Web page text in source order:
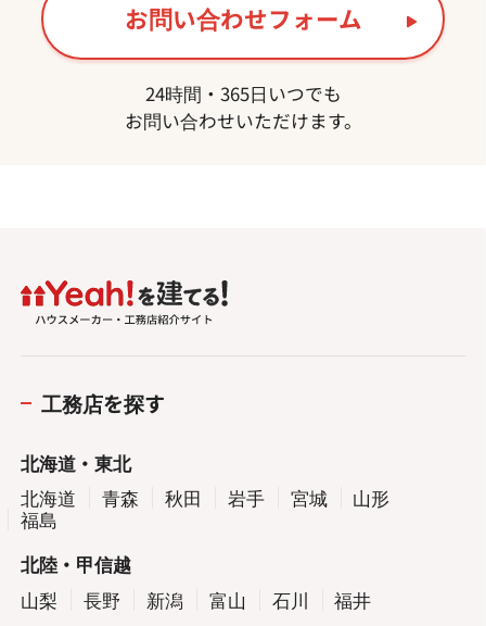
お問い合わせフォーム
24時間・365日いつでも
お問い合わせいただけます。
工務店を探す
北海道・東北
北海道
青森 秋田 岩手 宮城
山形
福島
北陸・甲信越
山梨
長野 新潟 富山 石川
福井